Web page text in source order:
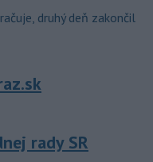
druhý deň zakončil
rady SR